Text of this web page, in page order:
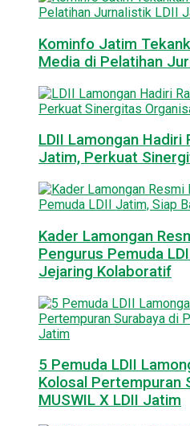
Kominfo Jatim
Media di Pelatihan
LDII Lamongan Hadiri
Jatim, Perkuat
Kader Lamongan
Pengurus Pemuda
Jejaring Kolaboratif
5 Pemuda LDII
Kolosal Pertempuran
MUSWIL X LDII Jatim